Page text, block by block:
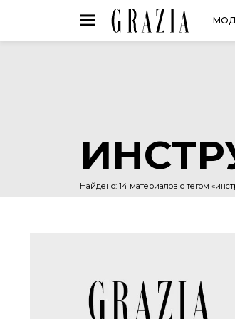
Найдено: 14 материалов с тегом